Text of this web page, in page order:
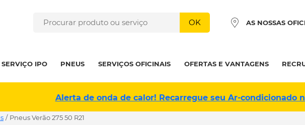
OK AS NOSSAS
SERVIÇO IPO PNEUS SERVIÇOS OFICINAIS OFERTAS E VANTAGENS
Alerta de onda de calor! Recarregue seu Ar-condicionado
/ pneus Verão 275 50 R21